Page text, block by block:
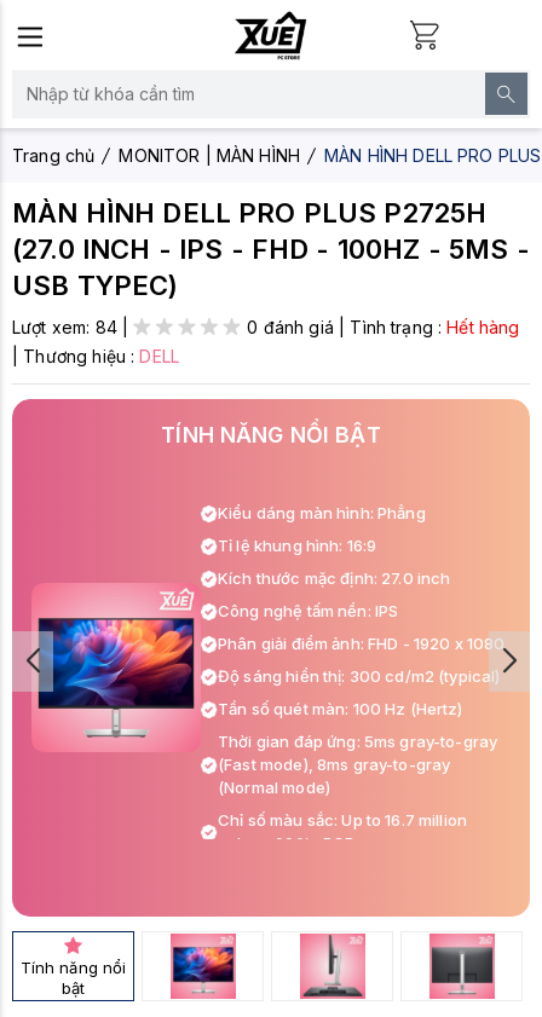
Trang chủ MONITOR | MÀN HÌNH MÀN HÌNH DELL PRO
MÀN HÌNH DELL PRO PLUS P2725H
(27.0 INCH - IPS - FHD - 100HZ - 5MS -
USB TYPEC)
Lượt xem: 84| 0 đánh giá Tình trạng :Hết hàng
Thương hiệu :DELL
TÍNH NĂNG NỔI BẬT
Kiểu dáng màn hình: Phẳng
Tỉ lệ khung hình: 16:9
Kích thước mặc định: 27.0 inch
Công nghệ tấm nền: IPS
Phân giải điểm ảnh: FHD - 1920 x 1080
Độ sáng hiển thị: 300 cd/m2 (typical)
Tần số quét màn: 100 Hz (Hertz)
Thời gian đáp ứng: 5ms gray-to-gray
(Fast mode), 8ms gray-to-gray
(Normal mode)
Chỉ số màu sắc: Up to 16.7 million
colors, 99% sRGB
chân hỗ trợ nâng hạ xoay dọc màn
Cổng cắm kết nối: 1x HDMI 1.4 (HDCP
1.4) (Supports up to FHD 1920 x 1080
100Hz TMDS as per specified in HDMI
Tính năng nổi
bật